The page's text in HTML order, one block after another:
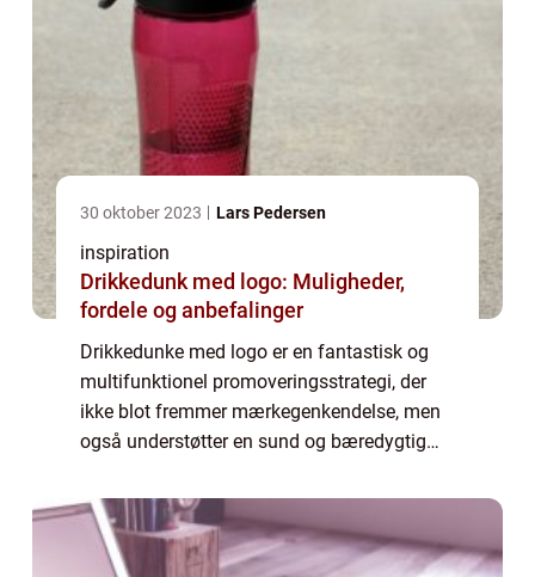
30 oktober 2023 Lars Pedersen
inspiration
Drikkedunk med logo: Muligheder,
fordele og anbefalinger
Drikkedunke med logo er en fantastisk og
multifunktionel promoveringsstrategi, der
ikke blot fremmer mærkegenkendelse, men
også understøtter en sund og bæredygtig
fungere som et fremra...